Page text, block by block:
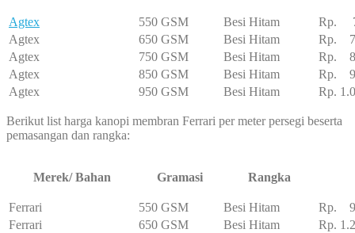
Agtex 550 GSM Besi Hitam
Rp.
Agtex
650 GSM Besi Hitam
Rp.
Agtex
750 GSM Besi Hitam
Rp.
Agtex
850 GSM Besi Hitam
Rp.
Agtex
950 GSM Besi Hitam Rp.
Berikut list harga kanopi membran Ferrari per meter persegi beserta
pemasangan dan rangka:
Merek/ Bahan Gramasi Rangka
Ferrari 550 GSM Besi Hitam
Rp.
Ferrari
650 GSM Besi Hitam
Rp.